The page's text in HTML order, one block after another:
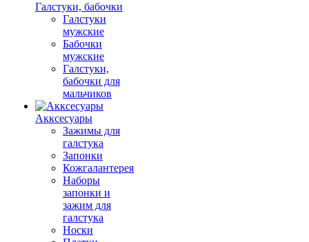
Галстуки, бабочки
Галстуки
мужские
Бабочки
мужские
Галстуки,
бабочки для
мальчиков
Акксесуары
Зажимы для
галстука
Запонки
Кожгалантерея
Наборы
запонки и
зажим для
галстука
Носки